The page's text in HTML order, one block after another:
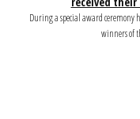
During a special award ceremony
winners of